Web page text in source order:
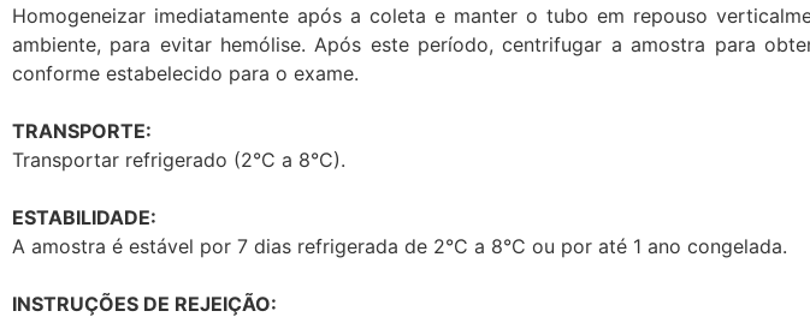
Homogeneizar imediatamente após a coleta e manter o tubo em repouso
ambiente, para evitar hemólise. Após este período, centrifugar a amostra para
conforme estabelecido para o exame.
TRANSPORTE:
Transportar refrigerado (2°C a 8°C).
ESTABILIDADE:
A amostra é estável por 7 dias refrigerada de 2°C a 8°C ou por até 1 ano congelada.
INSTRUÇÕES DE REJEIÇÃO: